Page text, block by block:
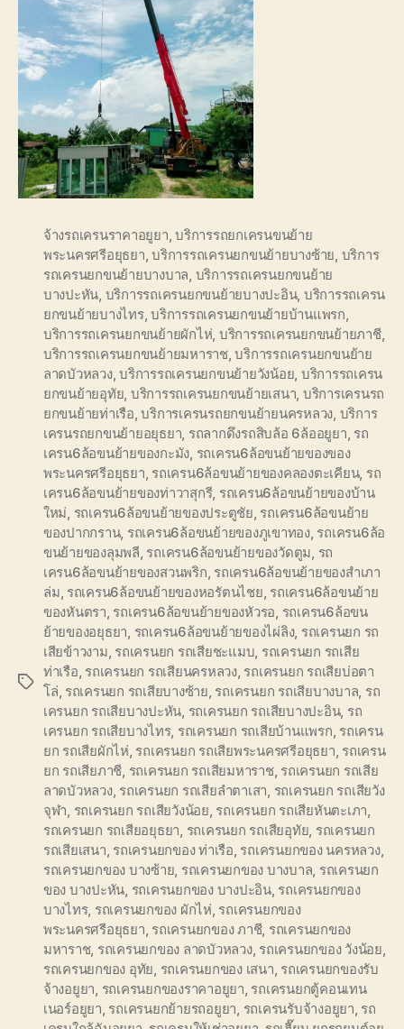
Tags
จ้างรถเครนราคาอยูยา ,บริการรถยกเครนขนย้าย
พระนครศรีอยุธยา ,บริการรถเครนยกขนย้ายบางซ้าย บริการ
รถเครนยกขนย้ายบางบาล บริการรถเครนยกขนย้าย
บางปะหัน บริการรถเครนยกขนย้ายบางปะอิน, บริการรถเครน
ยกขนย้ายบางไทร,บริการรถเครนยกขนย้ายบ้านแพรก
บริการรถเครนยกขนย้ายผักไห่ บริการรถเครนยกขนย้ายภาชี,
บริการรถเครนยกขนย้ายมหาราช,บริการรถเครนยกขนย้าย
ลาดบัวหลวง,บริการรถเครนยกขนย้ายวังน้อย บริการรถเครน
ยกขนย้ายอุทัย บริการรถเครนยกขนย้ายเสนา บริการเครนรถ
ยกขนย้ายท่าเรือ ,บริการเครนรถยกขนย้ายนครหลวง บริการ
เครนรถยกขนย้ายอยุธยา รถลากดึงรถสิบล้อ 6ล้ออยูยา รถ
เครน6ล้อขนย้ายของกะมัง รถเครน6ล้อขนย้ายของของ
พระนครศรีอยุธยา รถเครน6ล้อขนย้ายของคลองตะเคียน, รถ
เครน6ล้อขนย้ายของท่าวาสุกรี, รถเครน6ล้อขนย้ายของบ้าน
ใหม่ รถเครน6ล้อขนย้ายของประตูชัย รถเครน6ล้อขนย้าย
ของปากกราน, รถเครน6ล้อขนย้ายของภูเขาทอง, รถเครน6ล้อ
ขนย้ายของลุมพลี รถเครน6ล้อขนย้ายของวัดตูม รถ
เครน6ล้อขนย้ายของสวนพริก รถเครน6ล้อขนย้ายของสำเภา
ล่ม รถเครน6ล้อขนย้ายของหอรัตนไชย รถเครน6ล้อขนย้าย
ของหันตรา รถเครน6ล้อขนย้ายของหัวรอ รถเครน6ล้อขน
ย้ายของอยุธยา รถเครน6ล้อขนย้ายของไผ่ลิง, รถเครนยก รถ
เสียข้าวงาม รถเครนยก รถเสียชะแมบ รถเครนยก รถเสีย
ท่าเรือ รถเครนยก รถเสียนครหลวง, รถเครนยก รถเสียบ่อตา
โล่ รถเครนยก รถเสียบางซ้าย รถเครนยก รถเสียบางบาล รถ
เครนยก รถเสียบางปะหัน รถเครนยก รถเสียบางปะอิน, รถ
เครนยก รถเสียบางไทร, รถเครนยก รถเสียบ้านแพรก รถเครน
ยก รถเสียผักไห่ รถเครนยก รถเสียพระนครศรีอยุธยา รถเครน
ยก รถเสียภาชี รถเครนยก รถเสียมหาราช, รถเครนยก รถเสีย
ลาดบัวหลวง, รถเครนยก รถเสียลำตาเสา รถเครนยก รถเสียวัง
จุฬา รถเครนยก รถเสียวังน้อย รถเครนยก รถเสียหันตะเภา
รถเครนยก รถเสียอยุธยา รถเครนยก รถเสียอุทัย รถเครนยก
รถเสียเสนา รถเครนยกของ ท่าเรือ รถเครนยกของ นครหลวง,
รถเครนยกของ บางซ้าย รถเครนยกของ บางบาล รถเครนยก
ของ บางปะหัน รถเครนยกของ บางปะอิน, รถเครนยกของ
บางไทร, รถเครนยกของ ผักไห่ รถเครนยกของ
พระนครศรีอยุธยา รถเครนยกของ ภาชี, รถเครนยกของ
มหาราช, รถเครนยกของ ลาดบัวหลวง, รถเครนยกของ วังน้อย
รถเครนยกของ อุทัย รถเครนยกของ เสนา รถเครนยกของรับ
จ้างอยูยา รถเครนยกของราคาอยูยา รถเครนยกตู้คอนเทน
เนอร์อยูยา รถเครนยกย้ายรถอยูยา รถเครนรับจ้างอยูยา รถ